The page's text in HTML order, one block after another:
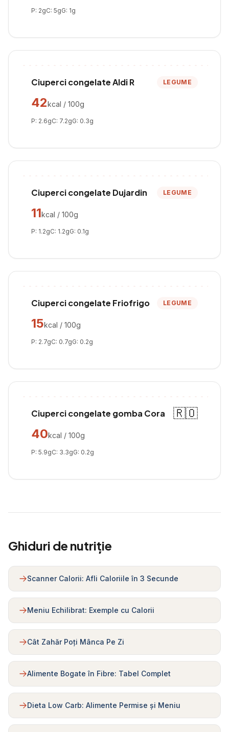
P: 2gC: 5gG: 1g
Ciuperci congelate Aldi R LEGUME
42kcal / 100g
P: 2.6gC: 7.2gG: 0.3g
Ciuperci congelate Dujardin LEGUME
11kcal / 100g
P: 1.2gC: 1.2gG: 0.1g
Ciuperci congelate Friofrigo LEGUME
15kcal / 100g
P: 2.7gC: 0.7gG: 0.2g
Ciuperci congelate gomba Cora
🇷🇴
40kcal / 100g
P: 5.9gC: 3.3gG: 0.2g
Ghiduri de nutriție
Scanner Calorii: Afli Caloriile în 3 Secunde
Meniu Echilibrat: Exemple cu Calorii
Cât Zahăr Poți Mânca Pe Zi
Alimente Bogate în Fibre: Tabel Complet
Dieta Low Carb: Alimente Permise și Meniu